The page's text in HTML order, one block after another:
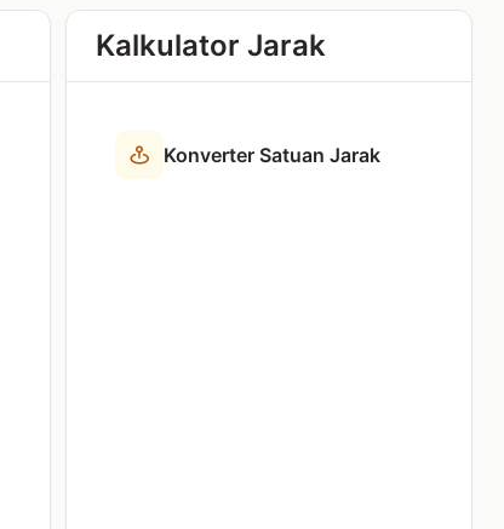
Kalkulator Jarak
Konverter Satuan Jarak